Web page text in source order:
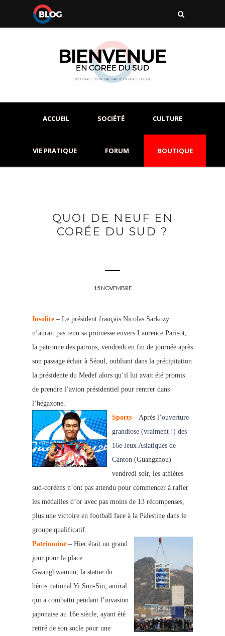
ACCUEIL SOCIÉTÉ CULTURE
VIE PRATIQUE FORUM BOUTIQUE
QUOI DE NEUF EN
CORÉE DU SUD ?
15 NOVEMBRE
Insolite – Le président français Nicolas Sarkozy
n’aurait pas tenu sa promesse envers Laurence Parisot,
la patronne des patrons, vendredi en fin de journée après
son passage éclair à Séoul, oubliant dans la précipitation
la présidente du Medef alors qu’il lui avait été promis
de prendre l’avion présidentiel pour rentrer dans
l’hégaxone.
Sports – Après l’ouverture
grandiose (vraiment !) des
16e Jeux Asiatiques de
Canton (Guangzhou)
vendredi soir, les athlètes
sud-coréens n’ont pas attendu pour commencer à rafler
les médailles d’or avec pas moins de 13 récompenses,
plus une victoire en football face à la Palestine dans le
groupe qualificatif.
Patrimoine – Hier était un grand
jour pour la place
Gwanghwamun, la statue du
héros national Yi Sun-Sin, amiral
qui a combattu pendant l’invasion
japonaise au 16e siècle, ayant été
retiré de son socle pour une